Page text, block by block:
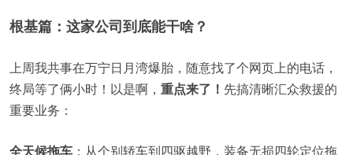
根基篇：这家公司到底能干啥？
上周我共事在万宁日月湾爆胎，随意找了个网页上的电话，
终局等了俩小时！以是啊， 重点来了！ 先搞清晰汇众救援的
重要业务：
全天候拖车 ：从个别轿车到四驱越野，装备无损四轮定位拖